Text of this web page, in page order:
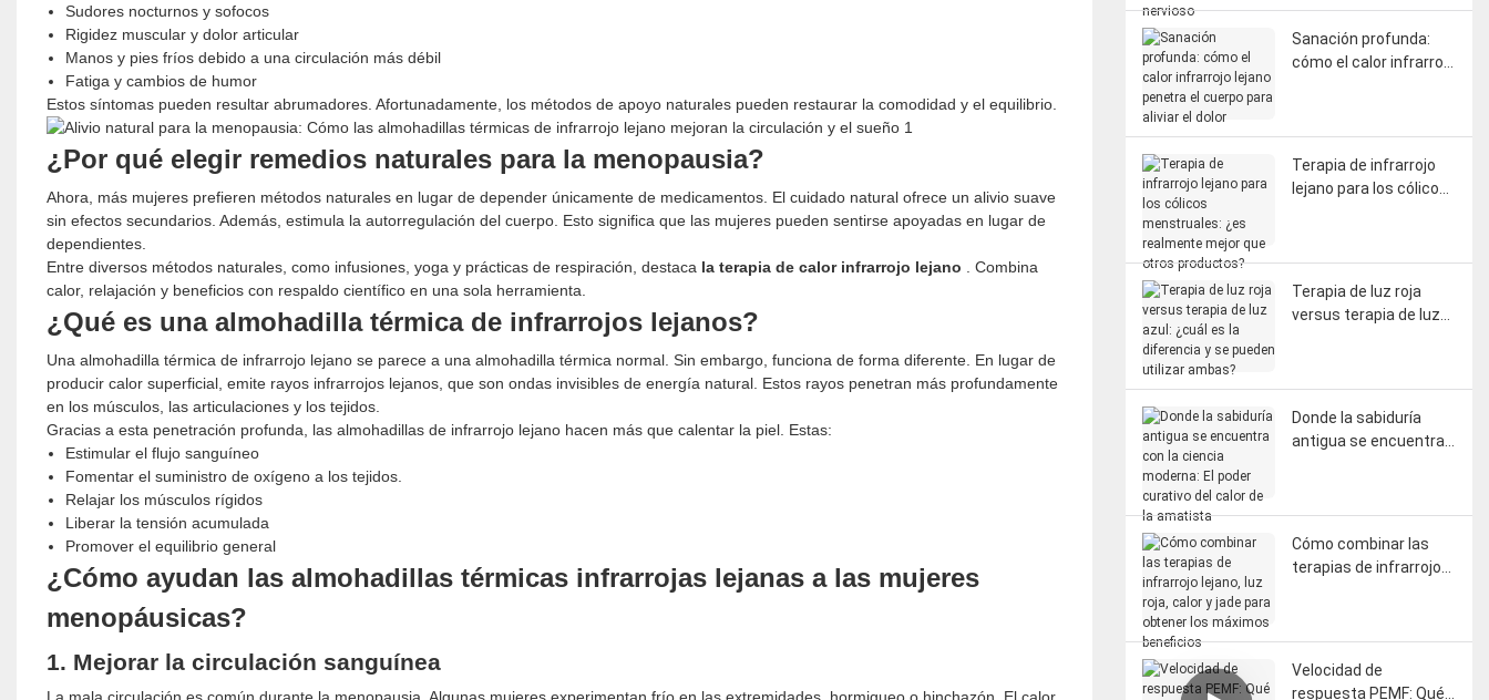
Sudores nocturnos y sofocos
Rigidez muscular y dolor articular
Manos y pies fríos debido a una circulación más débil
Fatiga y cambios de humor
Estos síntomas pueden resultar abrumadores. Afortunadamente, los métodos de apoyo naturales pueden restaurar la comodidad y el equilibrio.
¿Por qué elegir remedios naturales para la menopausia?
Ahora, más mujeres prefieren métodos naturales en lugar de depender únicamente de medicamentos. El cuidado natural ofrece un alivio suave
sin efectos secundarios. Además, estimula la autorregulación del cuerpo. Esto significa que las mujeres pueden sentirse apoyadas en lugar de
dependientes.
Entre diversos métodos naturales, como infusiones, yoga y prácticas de respiración, destaca la terapia de calor infrarrojo lejano . Combina
calor, relajación y beneficios con respaldo científico en una sola herramienta.
¿Qué es una almohadilla térmica de infrarrojos lejanos?
Una almohadilla térmica de infrarrojo lejano se parece a una almohadilla térmica normal. Sin embargo, funciona de forma diferente. En lugar de
producir calor superficial, emite rayos infrarrojos lejanos, que son ondas invisibles de energía natural. Estos rayos penetran más profundamente
en los músculos, las articulaciones y los tejidos.
Gracias a esta penetración profunda, las almohadillas de infrarrojo lejano hacen más que calentar la piel. Estas:
Estimular el flujo sanguíneo
Fomentar el suministro de oxígeno a los tejidos.
Relajar los músculos rígidos
Liberar la tensión acumulada
Promover el equilibrio general
¿Cómo ayudan las almohadillas térmicas infrarrojas lejanas a las mujeres
menopáusicas?
1. Mejorar la circulación sanguínea
La mala circulación es común durante la menopausia. Algunas mujeres experimentan frío en las extremidades, hormigueo o hinchazón. El calor
nervioso
Sanación profunda:
cómo el calor infrarrojo
Terapia de infrarrojo
lejano para los cólicos
Terapia de luz roja
versus terapia de luz
Donde la sabiduría
antigua se encuentra
amatista
Cómo combinar las
terapias de infrarrojo
Velocidad de
respuesta PEMF: Qué